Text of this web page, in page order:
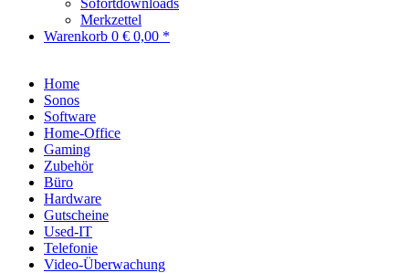
Sofortdownloads
Merkzettel
Warenkorb 0 € 0,00 *
Home
Sonos
Software
Home-Office
Gaming
Zubehör
Büro
Hardware
Gutscheine
Used-IT
Telefonie
Video-Überwachung